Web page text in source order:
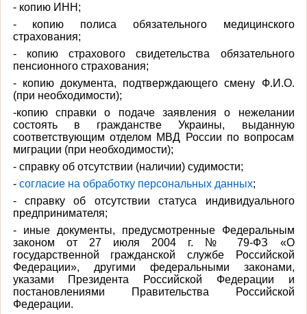
- копию ИНН;
- копию полиса обязательного медицинского
страхования;
- копию страхового свидетельства обязательного
пенсионного страхования;
- копию документа, подтверждающего смену Ф.И.О.
(при необходимости);
-копию справки о подаче заявления о нежелании
состоять в гражданстве Украины, выданную
соответствующим отделом МВД России по вопросам
миграции (при необходимости);
- справку об отсутствии (наличии) судимости;
- согласие на обработку персональных данных;
- справку об отсутствии статуса индивидуального
предпринимателя;
- иные документы, предусмотренные Федеральным
законом от 27 июля 2004 г. № 79-ФЗ «О
государственной гражданской службе Российской
Федерации», другими федеральными законами,
указами Президента Российской Федерации и
постановлениями Правительства Российской
Федерации.